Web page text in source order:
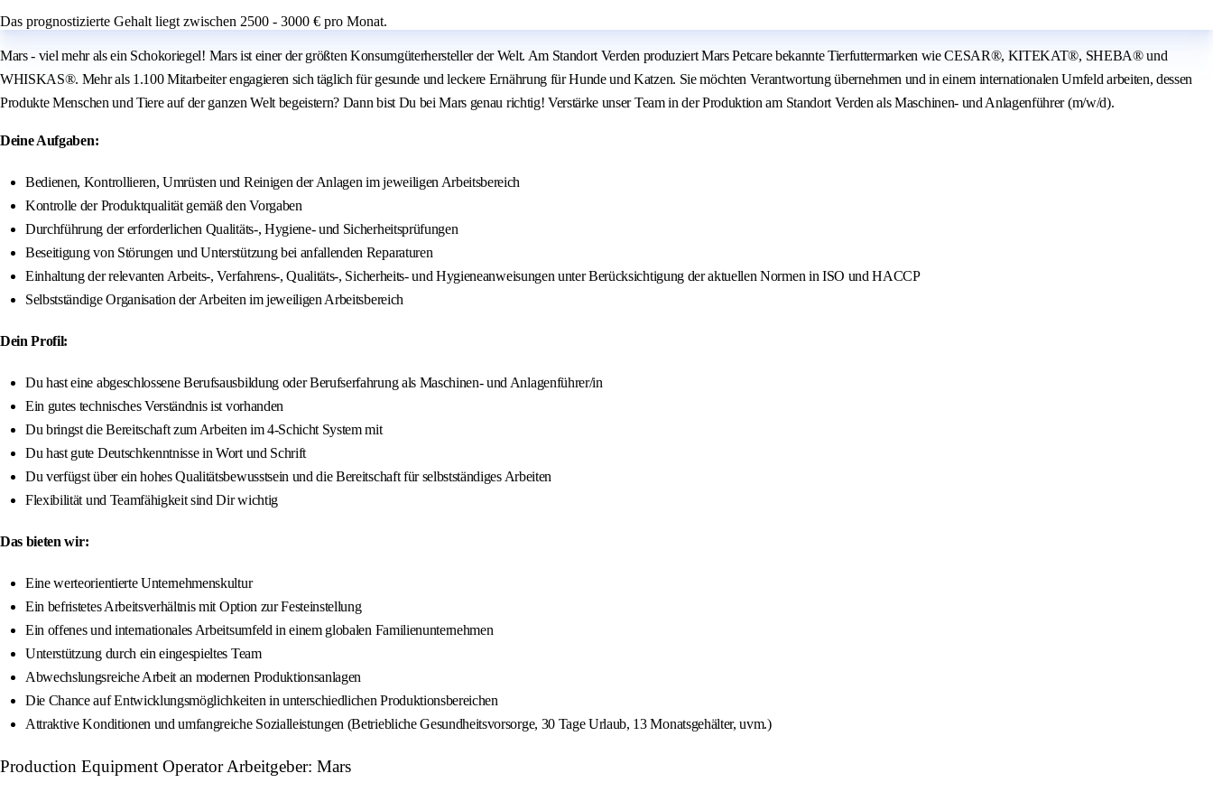
Das prognostizierte Gehalt liegt zwischen 2500 - 3000 € pro Monat.
Mars - viel mehr als ein Schokoriegel! Mars ist einer der größten Konsumgüterhersteller der Welt. Am Standort Verden produziert Mars Petcare bekannte Tierfuttermarken wie CESAR®, KITEKAT®, SHEBA® und
WHISKAS®. Mehr als 1.100 Mitarbeiter engagieren sich täglich für gesunde und leckere Ernährung für Hunde und Katzen. Sie möchten Verantwortung übernehmen und in einem internationalen Umfeld arbeiten, dessen
Produkte Menschen und Tiere auf der ganzen Welt begeistern? Dann bist Du bei Mars genau richtig! Verstärke unser Team in der Produktion am Standort Verden als Maschinen- und Anlagenführer (m/w/d).
Deine Aufgaben:
Bedienen, Kontrollieren, Umrüsten und Reinigen der Anlagen im jeweiligen Arbeitsbereich
Kontrolle der Produktqualität gemäß den Vorgaben
Durchführung der erforderlichen Qualitäts-, Hygiene- und Sicherheitsprüfungen
Beseitigung von Störungen und Unterstützung bei anfallenden Reparaturen
Einhaltung der relevanten Arbeits-, Verfahrens-, Qualitäts-, Sicherheits- und Hygieneanweisungen unter Berücksichtigung der aktuellen Normen in ISO und HACCP
Selbstständige Organisation der Arbeiten im jeweiligen Arbeitsbereich
Dein Profil:
Du hast eine abgeschlossene Berufsausbildung oder Berufserfahrung als Maschinen- und Anlagenführer/in
Ein gutes technisches Verständnis ist vorhanden
Du bringst die Bereitschaft zum Arbeiten im 4-Schicht System mit
Du hast gute Deutschkenntnisse in Wort und Schrift
Du verfügst über ein hohes Qualitätsbewusstsein und die Bereitschaft für selbstständiges Arbeiten
Flexibilität und Teamfähigkeit sind Dir wichtig
Das bieten wir:
Eine werteorientierte Unternehmenskultur
Ein befristetes Arbeitsverhältnis mit Option zur Festeinstellung
Ein offenes und internationales Arbeitsumfeld in einem globalen Familienunternehmen
Unterstützung durch ein eingespieltes Team
Abwechslungsreiche Arbeit an modernen Produktionsanlagen
Die Chance auf Entwicklungsmöglichkeiten in unterschiedlichen Produktionsbereichen
Attraktive Konditionen und umfangreiche Sozialleistungen (Betriebliche Gesundheitsvorsorge, 30 Tage Urlaub, 13 Monatsgehälter, uvm.)
Production Equipment Operator Arbeitgeber: Mars